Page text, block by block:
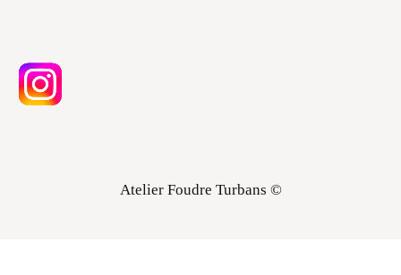
Atelier Foudre Turbans ©